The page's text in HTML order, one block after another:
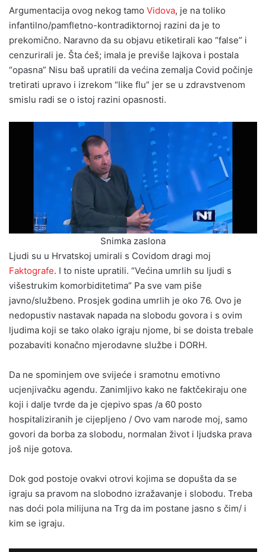
Argumentacija ovog nekog tamo Vidova, je na toliko
infantilno/pamfletno-kontradiktornoj razini da je to
prekomično. Naravno da su objavu etiketirali kao “false” i
cenzurirali je. Šta ćeš; imala je previše lajkova i postala
“opasna” Nisu baš upratili da većina zemalja Covid počinje
tretirati upravo i izrekom “like flu” jer se u zdravstvenom
smislu radi se o istoj razini opasnosti.
Snimka zaslona
Ljudi su u Hrvatskoj umirali s Covidom dragi moj
Faktografe. I to niste upratili. “Većina umrlih su ljudi s
višestrukim komorbiditetima” Pa sve vam piše
javno/službeno. Prosjek godina umrlih je oko 76. Ovo je
nedopustiv nastavak napada na slobodu govora i s ovim
ljudima koji se tako olako igraju njome, bi se doista trebale
pozabaviti konačno mjerodavne službe i DORH.
Da ne spominjem ove svijeće i sramotnu emotivno
ucjenjivačku agendu. Zanimljivo kako ne faktčekiraju one
koji i dalje tvrde da je cjepivo spas /a 60 posto
hospitaliziranih je cijepljeno / Ovo vam narode moj, samo
govori da borba za slobodu, normalan život i ljudska prava
još nije gotova.
Dok god postoje ovakvi otrovi kojima se dopušta da se
igraju sa pravom na slobodno izražavanje i slobodu. Treba
nas doći pola milijuna na Trg da im postane jasno s čim/ i
kim se igraju.